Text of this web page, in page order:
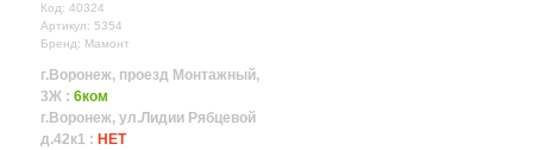
Код: 40324
Артикул: 5354
Бренд: Мамонт
г.Воронеж, проезд Монтажный,
3Ж : 6ком
г.Воронеж, ул.Лидии Рябцевой
д.42к1 : НЕТ